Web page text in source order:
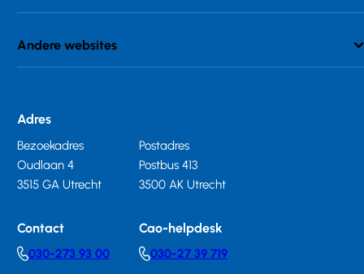
Andere websites
Adres
Bezoekadres
Oudlaan 4
3515 GA Utrecht
Postadres
Postbus 413
3500 AK Utrecht
Contact
Telephonenumber
030-273 93 00
Cao-helpdesk
Telephonenumber
030-27 39 719